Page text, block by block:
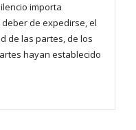
importa
de expedirse, el
de las partes, de los
hayan establecido